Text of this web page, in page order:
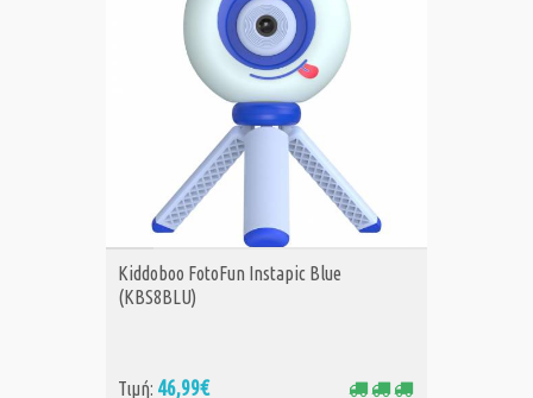
ΑΓΟΡΑ
Kiddoboo FotoFun Instapic Blue
(KBS8BLU)
Τιμή: 46,99€